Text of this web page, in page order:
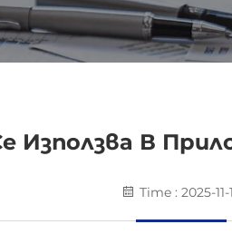
Използва В
Time : 2025-11-